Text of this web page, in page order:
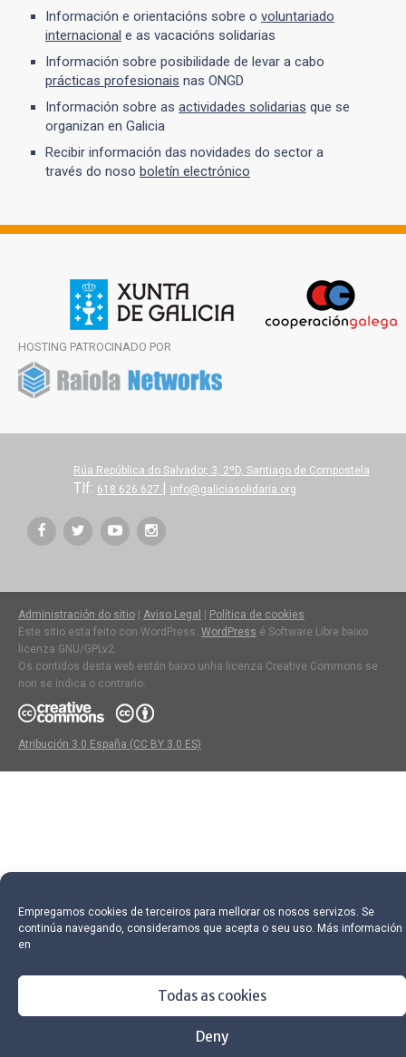
Empregamos cookies de terceiros para mellorar os nosos servizos. Se
continúa navegando, consideramos que acepta o seu uso. Más información
en
Todas as cookies
Deny
Información e orientacións sobre o voluntariado
internacional e as vacacións solidarias
Información sobre posibilidade de levar a cabo
prácticas profesionais nas ONGD
Información sobre as actividades solidarias que se
organizan en Galicia
Recibir información das novidades do sector a
través do noso boletín electrónico
HOSTING PATROCINADO POR
Rúa República do Salvador, 3, 2ºD, Santiago de Compostela
Tlf: 618 626 627 info@galiciasolidaria.org
Administración do sitio Aviso Legal
Política de cookies
Este sitio esta feito con WordPress. WordPress é Software Libre baixo
licenza GNU/GPLv2.
Os contidos desta web están baixo unha licenza Creative Commons se
non se indica o contrario.
Atribución 3.0 España (CC BY 3.0 ES)